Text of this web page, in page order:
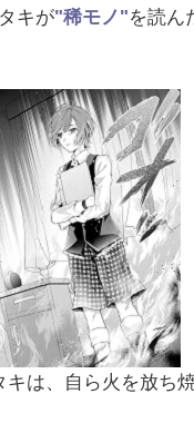
キが"稀モノ"を読ん
キは、自ら火を放ち